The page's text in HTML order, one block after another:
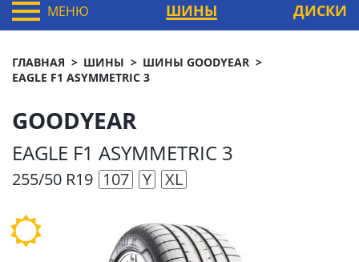
МЕНЮ ШИНЫ ДИСКИ
ГЛАВНАЯ ШИНЫ
ШИНЫ GOODYEAR
EAGLE F1 ASYMMETRIC 3
GOODYEAR
EAGLE F1 ASYMMETRIC 3
255/50 R19 107 Y XL